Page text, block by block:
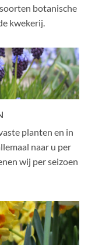
botanische
kwekerij.
planten en in
naar u per
wij per seizoen